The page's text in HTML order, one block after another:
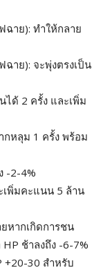
ฉาย): ทำให้กลาย
ฉาย): จะพุ่งตรงเป็น
ได้ 2 ครั้ง และเพิ่ม
กหลุม 1 ครั้ง พร้อม
-2-4%
เพิ่มคะแนน 5 ล้าน
หากเกิดการชน
ช้าลงถึง -6-7%
+20-30 สำหรับ